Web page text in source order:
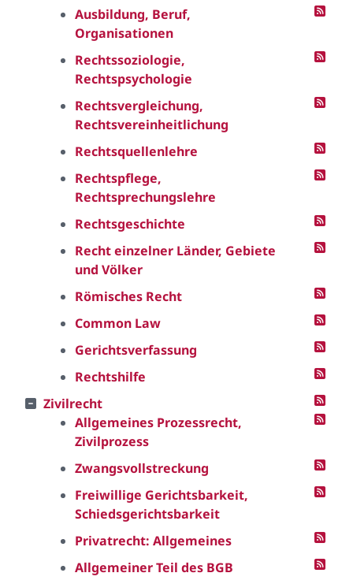
Ausbildung, Beruf,
Organisationen
Rechtssoziologie,
Rechtspsychologie
Rechtsvergleichung,
Rechtsvereinheitlichung
Rechtsquellenlehre
Rechtspflege,
Rechtsprechungslehre
Rechtsgeschichte
Recht einzelner Länder, Gebiete
und Völker
Römisches Recht
Common Law
Gerichtsverfassung
Rechtshilfe
Zivilrecht
Allgemeines Prozessrecht,
Zivilprozess
Zwangsvollstreckung
Freiwillige Gerichtsbarkeit,
Schiedsgerichtsbarkeit
Privatrecht: Allgemeines
Allgemeiner Teil des BGB